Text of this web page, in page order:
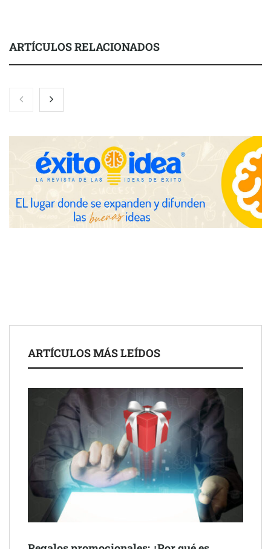
ARTÍCULOS RELACIONADOS
La luz roja, el nuevo aftersun, actúa en la recuperación de la piel
Eulalia Roig lanza ‘The Journal’, una revista digital mensual de
entrevistas y fotografía editorial
ARTÍCULOS MÁS LEÍDOS